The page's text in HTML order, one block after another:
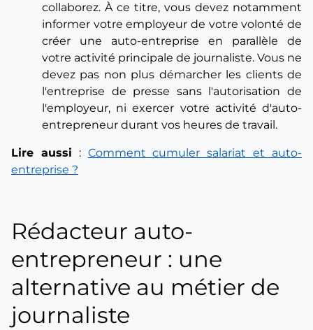
collaborez. À ce titre, vous devez notamment
informer votre employeur de votre volonté de
créer une auto-entreprise en parallèle de
votre activité principale de journaliste. Vous ne
devez pas non plus démarcher les clients de
l'entreprise de presse sans l'autorisation de
l'employeur, ni exercer votre activité d'auto-
entrepreneur durant vos heures de travail.
Lire aussi : Comment cumuler salariat et auto-
entreprise ?
Rédacteur auto-
entrepreneur : une
alternative au métier de
journaliste